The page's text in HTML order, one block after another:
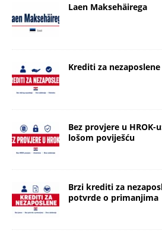
Laen Maksehäirega
Krediti za nezaposlene
Bez provjere u
lošom poviješću
Brzi krediti za
potvrde o primanjima